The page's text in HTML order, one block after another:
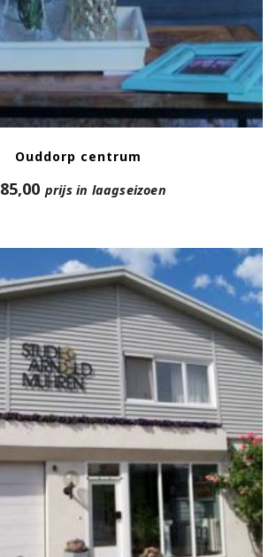
Ouddorp centrum
85,00 prijs in laagseizoen